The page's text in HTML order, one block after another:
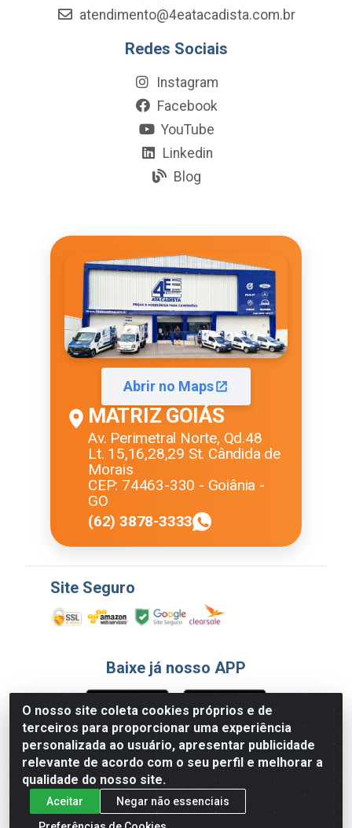
O nosso site coleta cookies próprios e de
terceiros para proporcionar uma experiência
personalizada ao usuário, apresentar publicidade
relevante de acordo com o seu perfil e melhorar a
qualidade do nosso site.
Aceitar
Negar não essenciais
atendimento@4eatacadista.com.br
Redes Sociais
Instagram
Facebook
YouTube
Linkedin
Blog
Abrir no Maps
MATRIZ GOIÁS
Av. Perimetral Norte, Qd.48
Lt. 15,16,28,29 St. Cândida de
Morais
CEP: 74463-330 - Goiânia -
GO
(62) 3878-3333
Site Seguro
Baixe já nosso APP
Formas de Pagamento